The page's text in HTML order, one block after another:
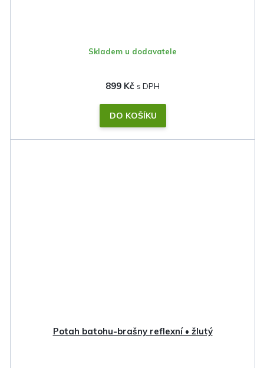
Skladem u dodavatele
899 Kč
DO KOŠÍKU
Potah batohu-brašny reflexní • žlutý